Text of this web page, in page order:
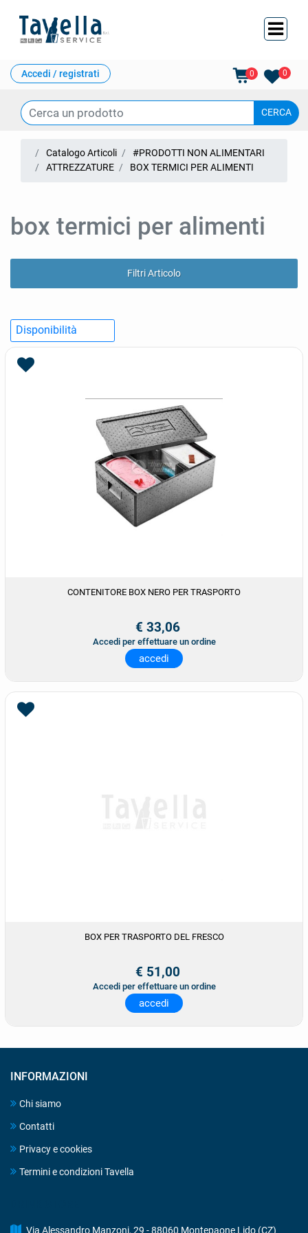
Accedi / registrati 0 0
Catalogo Articoli
#PRODOTTI NON ALIMENTARI
ATTREZZATURE
BOX TERMICI PER ALIMENTI
box termici per alimenti
Filtri Articolo
CONTENITORE BOX NERO PER TRASPORTO
€ 33,06
Accedi per effettuare un ordine
accedi
BOX PER TRASPORTO DEL FRESCO
€ 51,00
Accedi per effettuare un ordine
accedi
INFORMAZIONI
Chi siamo
Contatti
Privacy e cookies
Termini e condizioni Tavella
Via Alessandro Manzoni, 29 - 88060 Montepaone Lido (CZ)